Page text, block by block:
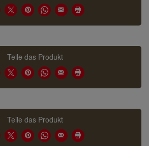
Teile das Produkt
Teile das Produkt